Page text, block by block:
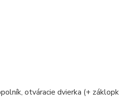
otváracie dvierka (+